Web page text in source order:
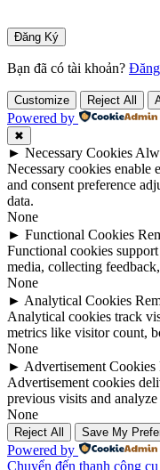
Bạn đã có tài khoản?
Customize Reject All
Powered by
✖
► Necessary Cookies
Necessary cookies enable
and consent preference
data.
None
► Functional Cookies
Functional cookies
media, collecting
None
► Analytical Cookies
Analytical cookies track
metrics like visitor count,
None
► Advertisement Cookies
Advertisement cookies
previous visits and
None
Reject All Save My
Powered by
Chuyển đến thanh công cụ